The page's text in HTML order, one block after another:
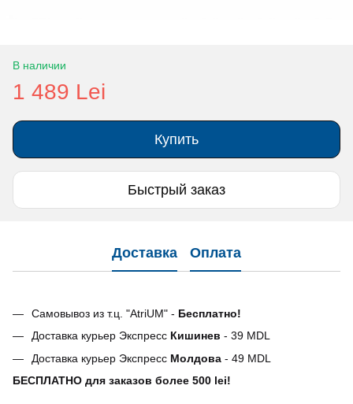
В наличии
1 489 Lei
Купить
Быстрый заказ
Доставка Оплата
Самовывоз из т.ц. "AtriUM" - Бесплатно!
Доставка курьер Экспресс Кишинев - 39 MDL
Доставка курьер Экспресс Молдова - 49 MDL
БЕСПЛАТНО для заказов более 500 lei!